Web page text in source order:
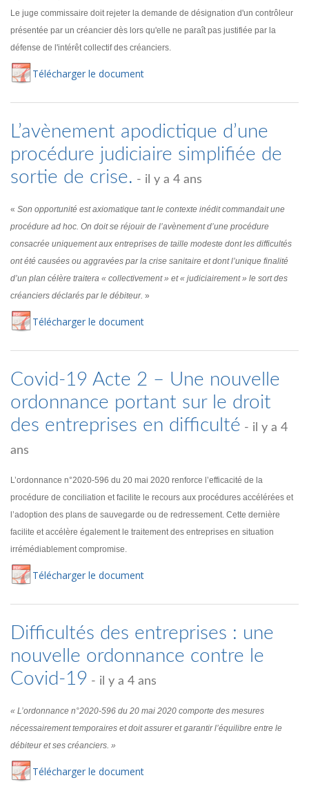
Le juge commissaire doit rejeter la demande de désignation d'un contrôleur
présentée par un créancier dès lors qu'elle ne paraît pas justifiée par la
défense de l'intérêt collectif des créanciers.
Télécharger le document
L’avènement apodictique d’une
procédure judiciaire simplifiée de
sortie de crise. - il y a 4 ans
« Son opportunité est axiomatique tant le contexte inédit commandait une
procédure ad hoc. On doit se réjouir de l’avènement d’une procédure
consacrée uniquement aux entreprises de taille modeste dont les difficultés
ont été causées ou aggravées par la crise sanitaire et dont l’unique finalité
d’un plan célère traitera « collectivement » et « judiciairement » le sort des
créanciers déclarés par le débiteur. »
Télécharger le document
Covid-19 Acte 2 – Une nouvelle
ordonnance portant sur le droit
des entreprises en difficulté - il y a 4
ans
L’ordonnance n°2020-596 du 20 mai 2020 renforce l’efficacité de la
procédure de conciliation et facilite le recours aux procédures accélérées et
l’adoption des plans de sauvegarde ou de redressement. Cette dernière
facilite et accélère également le traitement des entreprises en situation
irrémédiablement compromise.
Télécharger le document
Difficultés des entreprises : une
nouvelle ordonnance contre le
Covid-19 - il y a 4 ans
« L’ordonnance n°2020-596 du 20 mai 2020 comporte des mesures
nécessairement temporaires et doit assurer et garantir l’équilibre entre le
débiteur et ses créanciers. »
Télécharger le document